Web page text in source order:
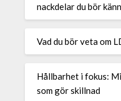
nackdelar du bör
Vad du bör veta om
Hållbarhet i fokus:
som gör skillnad